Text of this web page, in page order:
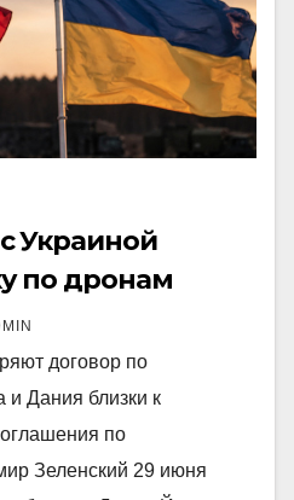
Украиной
по дронам
договор по
и Дания близки к
по
Зеленский 29 июня